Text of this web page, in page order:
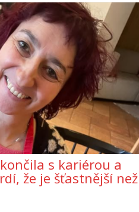
s kariérou a
že je šťastnější než